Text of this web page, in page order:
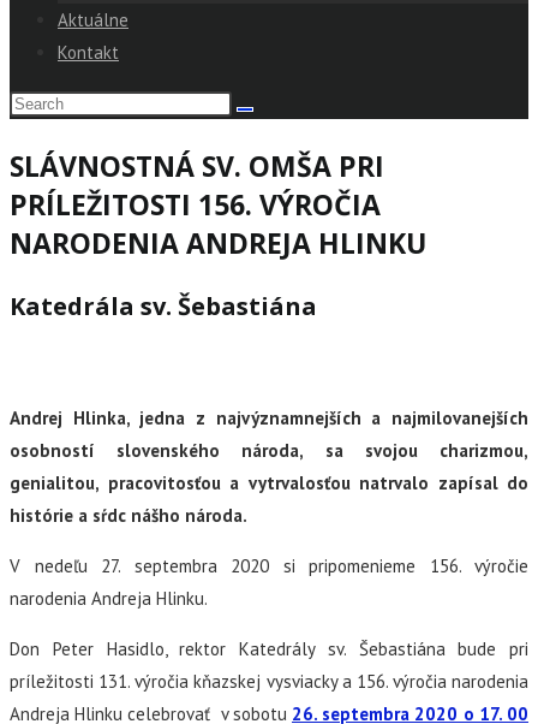
Aktuálne
Kontakt
SLÁVNOSTNÁ SV. OMŠA PRI
PRÍLEŽITOSTI 156. VÝROČIA
NARODENIA ANDREJA HLINKU
Katedrála sv. Šebastiána
Andrej Hlinka, jedna z najvýznamnejších a najmilovanejších
osobností slovenského národa, sa svojou charizmou,
genialitou, pracovitosťou a vytrvalosťou natrvalo zapísal do
histórie a sŕdc nášho národa.
V nedeľu 27. septembra 2020 si pripomenieme 156. výročie
narodenia Andreja Hlinku.
Don Peter Hasidlo, rektor Katedrály sv. Šebastiána bude pri
príležitosti 131. výročia kňazskej vysviacky a 156. výročia narodenia
Andreja Hlinku celebrovať v sobotu 26. septembra 2020 o 17. 00